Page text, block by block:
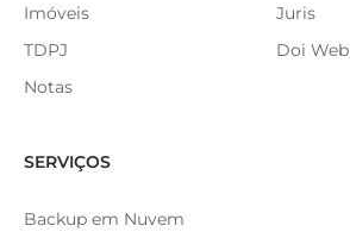
Imóveis
TDPJ
Notas
Juris
Doi Web
SERVIÇOS
Backup em Nuvem